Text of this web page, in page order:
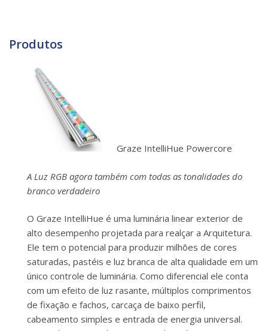
Produtos
Graze IntelliHue Powercore
A Luz RGB agora também com todas as tonalidades do
branco verdadeiro
O Graze IntelliHue é uma luminária linear exterior de
alto desempenho projetada para realçar a Arquitetura.
Ele tem o potencial para produzir milhões de cores
saturadas, pastéis e luz branca de alta qualidade em um
único controle de luminária. Como diferencial ele conta
com um efeito de luz rasante, múltiplos comprimentos
de fixação e fachos, carcaça de baixo perfil,
cabeamento simples e entrada de energia universal.